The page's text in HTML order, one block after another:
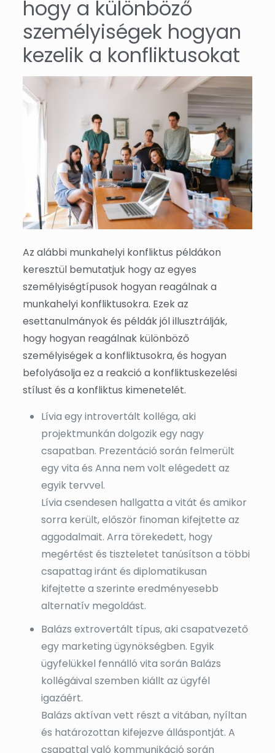
hogy a különböző
személyiségek hogyan
kezelik a konfliktusokat
Az alábbi munkahelyi konfliktus példákon
keresztül bemutatjuk hogy az egyes
személyiségtípusok hogyan reagálnak a
munkahelyi konfliktusokra. Ezek az
esettanulmányok és példák jól illusztrálják,
hogy hogyan reagálnak különböző
személyiségek a konfliktusokra, és hogyan
befolyásolja ez a reakció a konfliktuskezelési
stílust és a konfliktus kimenetelét.
Lívia egy introvertált kolléga, aki
projektmunkán dolgozik egy nagy
csapatban. Prezentáció során felmerült
egy vita és Anna nem volt elégedett az
egyik tervvel.
Lívia csendesen hallgatta a vitát és amikor
sorra került, először finoman kifejtette az
aggodalmait. Arra törekedett, hogy
megértést és tiszteletet tanúsítson a többi
csapattag iránt és diplomatikusan
kifejtette a szerinte eredményesebb
alternatív megoldást.
Balázs extrovertált típus, aki csapatvezető
egy marketing ügynökségben. Egyik
ügyfelükkel fennálló vita során Balázs
kollégáival szemben kiállt az ügyfél
igazáért.
Balázs aktívan vett részt a vitában, nyíltan
és határozottan kifejezve álláspontját. A
csapattal való kommunikáció során